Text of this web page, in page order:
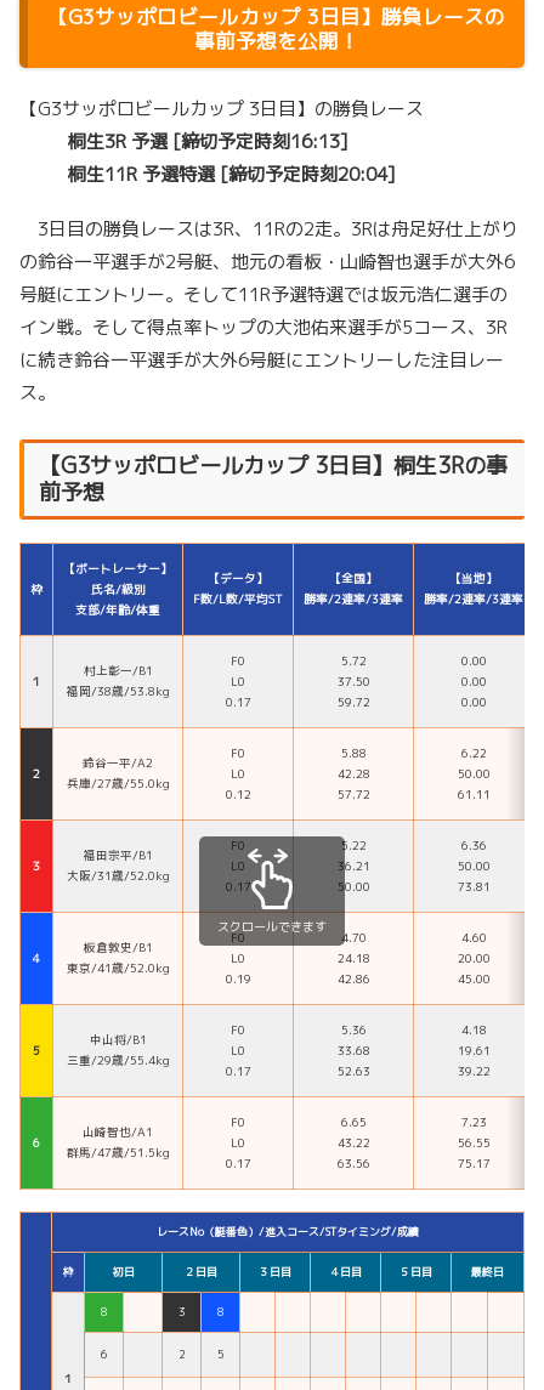
【G3サッポロビールカップ 3日目】勝負レースの
事前予想を公開！
【G3サッポロビールカップ 3日目】の勝負レース
桐生3R 予選 [締切予定時刻16:13]
桐生11R 予選特選 [締切予定時刻20:04]
3日目の勝負レースは3R、11Rの2走。3Rは舟足好仕上がり
の鈴谷一平選手が2号艇、地元の看板・山崎智也選手が大外6
号艇にエントリー。そして11R予選特選では坂元浩仁選手の
イン戦。そして得点率トップの大池佑来選手が5コース、3R
に続き鈴谷一平選手が大外6号艇にエントリーした注目レー
ス。
【G3サッポロビールカップ 3日目】桐生3Rの事
前予想
枠
【ボートレーサー】
氏名/級別
支部/年齢/体重
【データ】
F数/L数/平均ST
【全国】
勝率/2連率/3連率
【当地】
勝率/2連率/3連率
１
村上彰一/B1
福岡/38歳/53.8kg
F0
L0
0.17
5.72
37.50
59.72
0.00
0.00
0.00
２
鈴谷一平/A2
兵庫/27歳/55.0kg
F0
L0
0.12
5.88
42.28
57.72
6.22
50.00
61.11
３
福田宗平/B1
大阪/31歳/52.0kg
F0
L0
0.17
5.22
36.21
50.00
6.36
50.00
73.81
４
板倉敦史/B1
東京/41歳/52.0kg
F0
L0
0.19
4.70
24.18
42.86
4.60
20.00
45.00
５
中山将/B1
三重/29歳/55.4kg
F0
L0
0.17
5.36
33.68
52.63
4.18
19.61
39.22
６
山崎智也/A1
群馬/47歳/51.5kg
F0
L0
0.17
6.65
43.22
63.56
7.23
56.55
75.17
スクロールできます
レースNo（艇番色）/進入コース/STタイミング/成績
枠 初日 ２日目 ３日目 ４日目 ５日目 最終日
１
8 3 8
6 2 5